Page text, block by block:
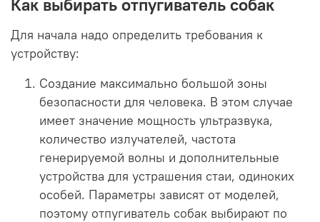
Для начала надо определить требования к
устройству:
Создание максимально большой зоны
безопасности для человека. В этом случае
имеет значение мощность ультразвука,
количество излучателей, частота
генерируемой волны и дополнительные
устройства для устрашения стаи, одиноких
особей. Параметры зависят от моделей,
поэтому отпугиватель собак выбирают по